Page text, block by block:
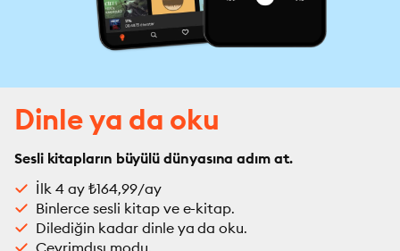
Dinle ya da oku
Sesli kitapların büyülü dünyasına adım at.
İlk 4 ay ₺164,99/ay
Binlerce sesli kitap ve e-kitap.
Dilediğin kadar dinle ya da oku.
Çevrimdışı modu.